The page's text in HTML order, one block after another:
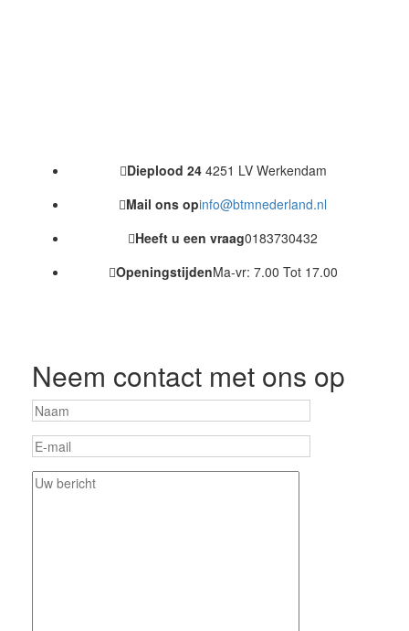
Dieplood 24 4251 LV Werkendam
Mail ons opinfo@btmnederland.nl
Heeft u een vraag0183730432
OpeningstijdenMa-vr: 7.00 Tot 17.00
Neem contact met ons op